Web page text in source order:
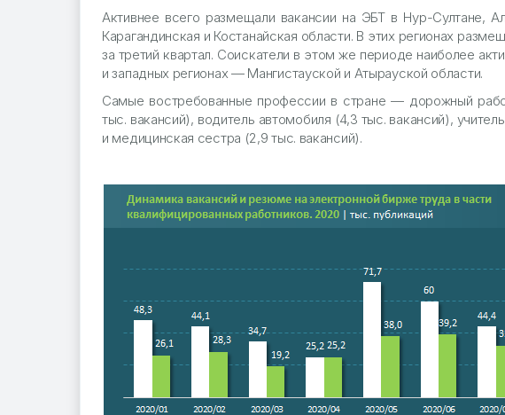
Активнее всего размещали вакансии на ЭБТ в Нур-Султане,
Карагандинская и Костанайская области. В этих регионах
за третий квартал. Соискатели в этом же периоде наиболее
и западных регионах — Мангистауской и Атырауской области.
Самые востребованные профессии в стране — дорожный
тыс. вакансий), водитель автомобиля (4,3 тыс. вакансий),
и медицинская сестра (2,9 тыс. вакансий).